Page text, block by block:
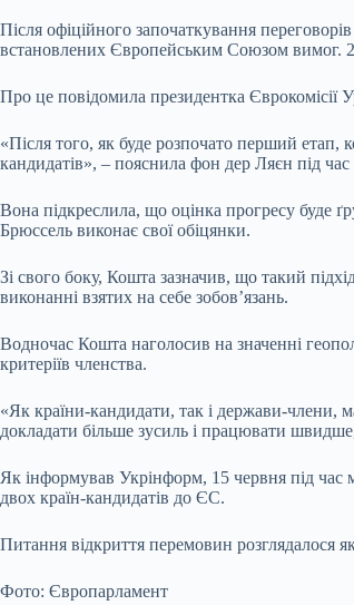
Після офіційного започаткування
встановлених Європейським Союзом вимог.
Про це повідомила президентка Єврокомісії
«Після того, як буде розпочато перший етап,
кандидатів», – пояснила фон дер Ляєн під
Вона підкреслила, що оцінка прогресу буде
Брюссель виконає свої обіцянки.
Зі свого боку, Кошта зазначив, що такий
виконанні взятих на себе зобов’язань.
Водночас Кошта наголосив на значенні
критеріїв членства.
«Як країни-кандидати, так і держави-члени,
докладати більше зусиль і працювати
Як інформував Укрінформ, 15 червня під
двох країн-кандидатів до ЄС.
Питання відкриття перемовин розглядалося
Фото: Європарламент